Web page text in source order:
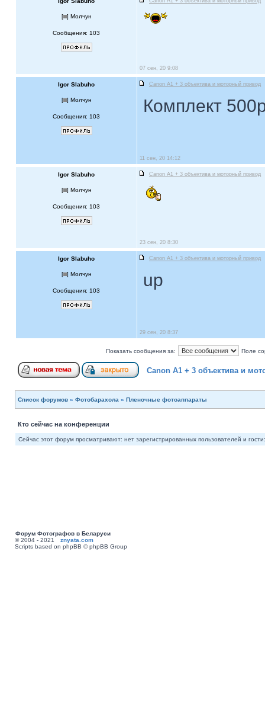
[ ] Молчун
Сообщения: 103
07 сен, 20 9:08
Igor Slabuho Canon A1 + 3 объектива и моторный привод
[ ] Молчун
Сообщения: 103
Комплект
11 сен, 20 14:12
Igor Slabuho Canon A1 + 3 объектива и моторный привод
[ ] Молчун
Сообщения: 103
23 сен, 20 8:30
Igor Slabuho Canon A1 + 3 объектива и моторный привод
[ ] Молчун
Сообщения: 103
up
29 сен, 20 8:37
Показать сообщения за: Поле
Canon A1 + 3 объектива и
Список форумов » Фотобарахола » Пленочные фотоаппараты
Кто сейчас на конференции
Сейчас этот форум просматривают: нет зарегистрированных пользователей и
Форум Фотографов в Беларуси
© 2004 - 2021 znyata.com
Scripts based on phpBB © phpBB Group